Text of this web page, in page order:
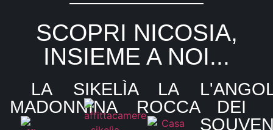
SCOPRI NICOSIA,
INSIEME A NOI...
LA
MADONNINA
SIKELÌA
LA
ROCCA
DEI